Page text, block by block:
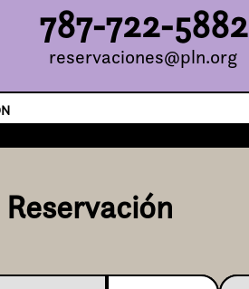
787-722-5882
reservaciones@pln.org